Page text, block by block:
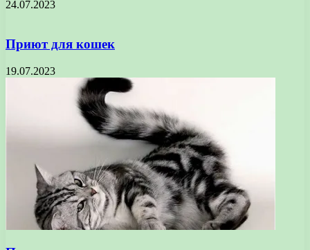
24.07.2023
Приют для кошек
19.07.2023